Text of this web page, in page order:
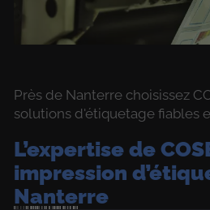
Près de Nanterre choisissez
solutions d'étiquetage fiables
L’expertise de
impression
Nanterre